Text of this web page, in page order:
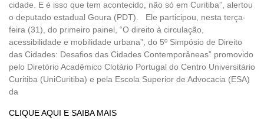
cidade. E é isso que tem acontecido, não só em Curitiba”, alertou
o deputado estadual Goura (PDT). Ele participou, nesta terça-
feira (31), do primeiro painel, “O direito à circulação,
acessibilidade e mobilidade urbana”, do 5º Simpósio de Direito
das Cidades: Desafios das Cidades Contemporâneas” promovido
pelo Diretório Acadêmico Clotário Portugal do Centro Universitário
Curitiba (UniCuritiba) e pela Escola Superior de Advocacia (ESA)
da
CLIQUE AQUI E SAIBA MAIS